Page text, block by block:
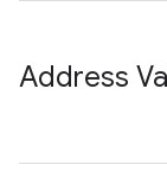
Address